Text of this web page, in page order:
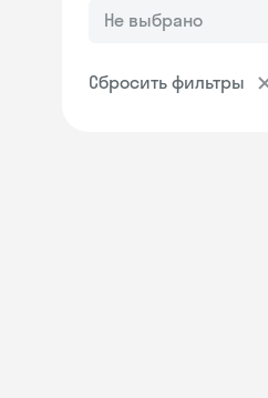
Не выбрано
Сбросить фильтры